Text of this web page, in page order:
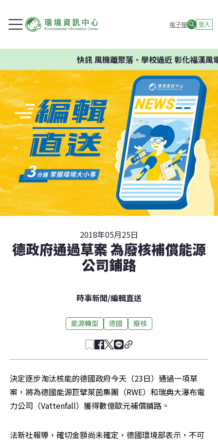
電子報 登入
快訊風機離聚落、學校過近 彰化福漢風
2018年05月25日
德政府通過草案 為廢核補償能源
公司鋪路
時事新聞/編輯直送
能源轉型 德國 廢核
決定逐步淘汰核能的德國政府今天（23日）通過一項草
案，將為德國能源巨擘萊茵集團（RWE）和瑞典大瀑布電
力公司（Vattenfall）獲得數億歐元補償鋪路。
法新社報導，確切金額尚未確定，德國環境部表示，不可